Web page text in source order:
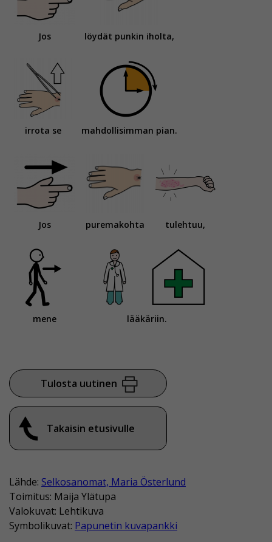
Jos löydät punkin iholta,
irrota se mahdollisimman pian.
Jos puremakohta tulehtuu,
mene lääkäriin.
Tulosta uutinen
Takaisin etusivulle
Lähde: Selkosanomat, Maria Österlund
Toimitus: Maija Ylätupa
Valokuvat: Lehtikuva
Symbolikuvat: Papunetin kuvapankki